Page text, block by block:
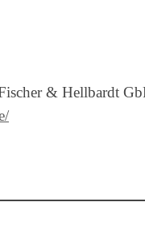
& Hellbardt